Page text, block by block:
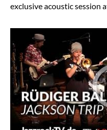
exclusive acoustic session